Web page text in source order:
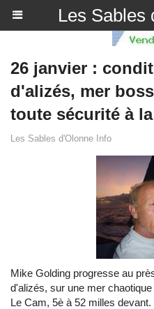
Les Sables
26 janvier :
d'alizés, mer
toute sécurité à
Les Sables d'Olonne Info
Mike Golding progresse au
d'alizés, sur une mer
Le Cam, 5è à 52 milles